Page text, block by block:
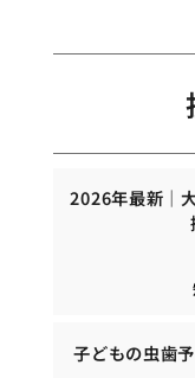
2026年最新｜
子どもの虫歯